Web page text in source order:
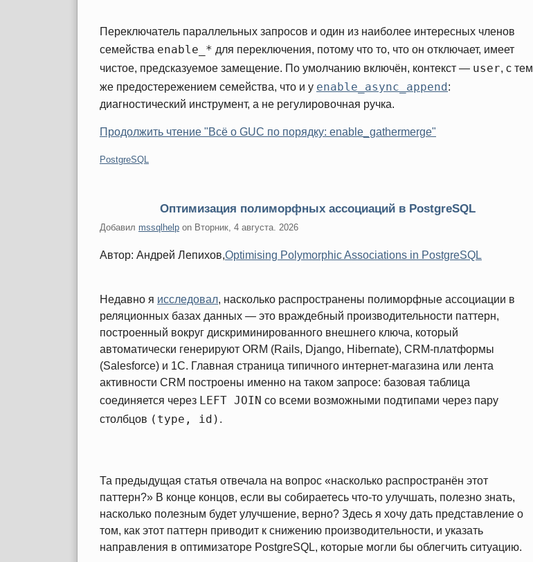
Переключатель параллельных запросов и один из наиболее интересных членов
семейства enable_* для переключения, потому что то, что он отключает, имеет
чистое, предсказуемое замещение. По умолчанию включён, контекст — user, с тем
же предостережением семейства, что и у enable_async_append :
диагностический инструмент, а не регулировочная ручка.
Продолжить чтение "Всё о GUC по порядку: enable_gathermerge"
Категории:
PostgreSQL
Оптимизация полиморфных ассоциаций в PostgreSQL
Добавил mssqlhelp on Вторник, 4 августа. 2026
Автор: Андрей Лепихов,Optimising Polymorphic Associations in PostgreSQL
Недавно я исследовал, насколько распространены полиморфные ассоциации в
реляционных базах данных — это враждебный производительности паттерн,
построенный вокруг дискриминированного внешнего ключа, который
автоматически генерируют ORM (Rails, Django, Hibernate), CRM-платформы
(Salesforce) и 1C. Главная страница типичного интернет-магазина или лента
активности CRM построены именно на таком запросе: базовая таблица
соединяется через LEFT JOIN со всеми возможными подтипами через пару
столбцов (type, id) .
Та предыдущая статья отвечала на вопрос «насколько распространён этот
паттерн?» В конце концов, если вы собираетесь что-то улучшать, полезно знать,
насколько полезным будет улучшение, верно? Здесь я хочу дать представление о
том, как этот паттерн приводит к снижению производительности, и указать
направления в оптимизаторе PostgreSQL, которые могли бы облегчить ситуацию.